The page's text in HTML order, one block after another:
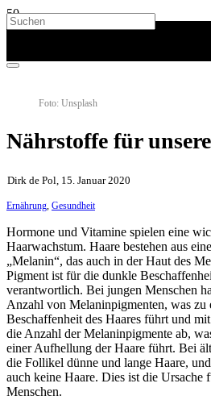
Foto: Unsplash
Nährstoffe für
Dirk de Pol, 15. Januar 2020
Ernährung, Gesundheit
Hormone und Vitamine spielen eine
Haarwachstum. Haare bestehen aus
„Melanin“, das auch in der Haut des
Pigment ist für die dunkle
verantwortlich. Bei jungen Menschen
Anzahl von Melaninpigmenten, was zu
Beschaffenheit des Haares führt und
die Anzahl der Melaninpigmente ab,
einer Aufhellung der Haare führt. Bei
die Follikel dünne und lange Haare,
auch keine Haare. Dies ist die Ursache
Menschen.